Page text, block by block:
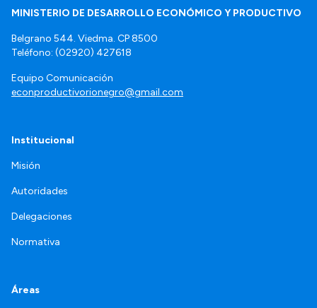
MINISTERIO DE DESARROLLO ECONÓMICO Y PRODUCTIVO
Belgrano 544. Viedma. CP 8500
Teléfono: (02920) 427618
Equipo Comunicación
econproductivorionegro@gmail.com
Institucional
Misión
Autoridades
Delegaciones
Normativa
Áreas